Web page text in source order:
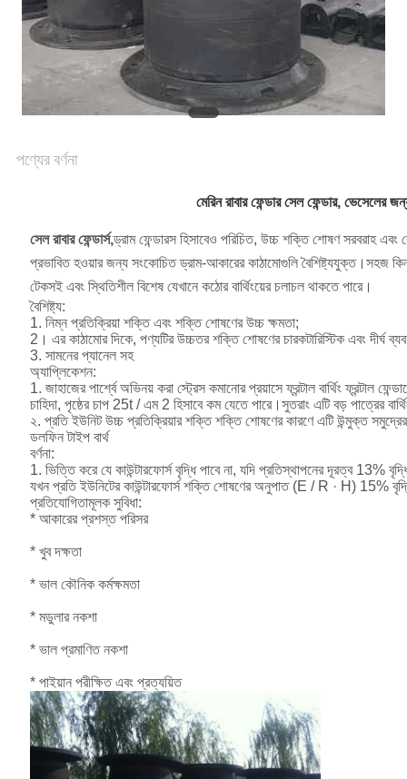
PRIVACY
POLICY
পণ্যের বর্ণনা
মেরিন রাবার ফেন্ডার সেল ফেন্ডার, ভেসেলের
সেল রাবার ফেন্ডার্স,ড্রাম ফেন্ডারস হিসাবেও পরিচিত, উচ্চ শক্তি শোষণ সরবরাহ এবং
প্রভাবিত হওয়ার জন্য সংকোচিত ড্রাম-আকারের কাঠামোগুলি বৈশিষ্ট্যযুক্ত।সহজ
টেকসই এবং স্থিতিশীল বিশেষ যেখানে কঠোর বার্থিংয়ের চলাচল থাকতে পারে।
বৈশিষ্ট্য:
1. নিম্ন প্রতিক্রিয়া শক্তি এবং শক্তি শোষণের উচ্চ ক্ষমতা;
2। এর কাঠামোর দিকে, পণ্যটির উচ্চতর শক্তি শোষণের চারকটারিস্টিক এবং দীর্ঘ
3. সামনের প্যানেল সহ
অ্যাপ্লিকেশন:
1. জাহাজের পার্শ্বে অভিনয় করা স্ট্রেস কমানোর প্রয়াসে ফ্রন্টাল বার্থিং ফ্রন্টাল
চাহিদা, পৃষ্ঠের চাপ 25t / এম 2 হিসাবে কম যেতে পারে।সুতরাং এটি বড় পাত্রের
২. প্রতি ইউনিট উচ্চ প্রতিক্রিয়ার শক্তি শক্তি শোষণের কারণে এটি উন্মুক্ত
ডলফিন টাইপ বার্থ
বর্ণনা:
1. ভিত্তি করে যে কাউন্টারফোর্স বৃদ্ধি পাবে না, যদি প্রতিস্থাপনের দূরত্ব 13%
যখন প্রতি ইউনিটের কাউন্টারফোর্স শক্তি শোষণের অনুপাত (E / R · H) 15%
প্রতিযোগিতামূলক সুবিধা:
* আকারের প্রশস্ত পরিসর
* খুব দক্ষতা
* ভাল কৌনিক কর্মক্ষমতা
* মডুলার নকশা
* ভাল প্রমাণিত নকশা
* পাইয়ান পরীক্ষিত এবং প্রত্যয়িত